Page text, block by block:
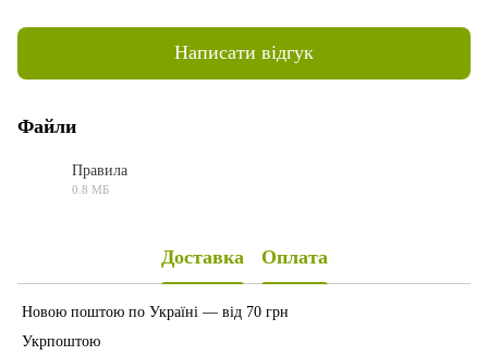
Написати відгук
Файли
Правила
0.8 МБ
Доставка Оплата
Новою поштою по Україні — від 70 грн
Укрпоштою